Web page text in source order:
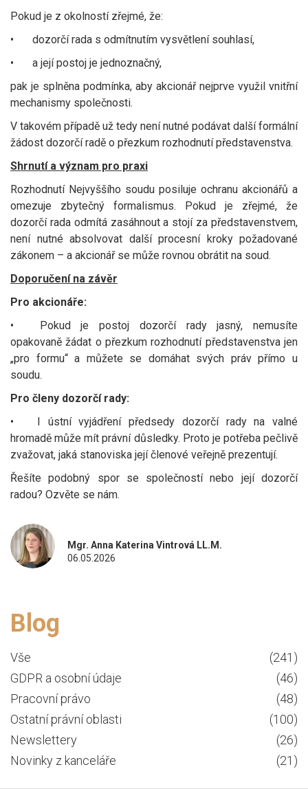
Pokud je z okolností zřejmé, že:
•
dozorčí rada s odmítnutím vysvětlení souhlasí,
•
a její postoj je jednoznačný,
pak je splněna podmínka, aby akcionář nejprve využil vnitřní
mechanismy společnosti.
V takovém případě už tedy není nutné podávat další formální
žádost dozorčí radě o přezkum rozhodnutí představenstva.
Shrnutí a význam pro praxi
Rozhodnutí Nejvyššího soudu posiluje ochranu akcionářů a
omezuje zbytečný formalismus. Pokud je zřejmé, že
dozorčí rada odmítá zasáhnout a stojí za představenstvem,
není nutné absolvovat další procesní kroky požadované
zákonem – a akcionář se může rovnou obrátit na soud.
Doporučení na závěr
Pro akcionáře:
•
Pokud je postoj dozorčí rady jasný, nemusíte
opakovaně žádat o přezkum rozhodnutí představenstva jen
„pro formu“ a můžete se domáhat svých práv přímo u
soudu.
Pro členy dozorčí rady:
•
I ústní vyjádření předsedy dozorčí rady na valné
hromadě může mít právní důsledky. Proto je potřeba pečlivě
zvažovat, jaká stanoviska její členové veřejně prezentují.
Řešíte podobný spor se společností nebo její dozorčí
radou? Ozvěte se nám.
Mgr. Anna Katerina Vintrová LL.M.
06.05.2026
Blog
Vše
(241)
GDPR a osobní údaje
(46)
Pracovní právo
(48)
Ostatní právní oblasti
(100)
Newslettery
(26)
Novinky z kanceláře
(21)